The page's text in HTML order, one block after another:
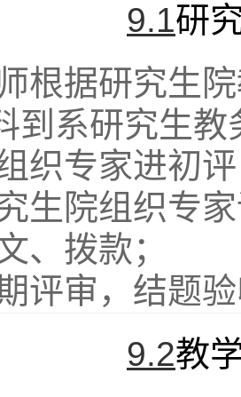
9.1研
根据研究生
到系研究生教
织专家进初
生院组织专
、拨款；
评审，结题
9.2教